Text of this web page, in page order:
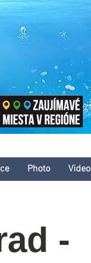
Photo Video
-